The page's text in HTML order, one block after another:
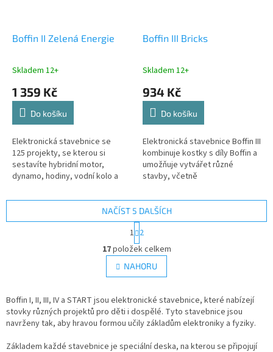
Boffin II Zelená Energie
Skladem 12+
1 359 Kč
Do košíku
Elektronická stavebnice se
125 projekty, se kterou si
sestavíte hybridní motor,
dynamo, hodiny, vodní kolo a
Boffin III Bricks
Skladem 12+
934 Kč
Do košíku
Elektronická stavebnice Boffin III
kombinuje kostky s díly Boffin a
umožňuje vytvářet různé
stavby, včetně
O
v
l
á
a
c
í
r
NAČÍST 5 DALŠÍCH
t
r
á
n
k
v
á
n
1 2
17položek celkem
NAHORU
Boffin I, II, III, IV a START jsou elektronické stavebnice, které nabízejí
stovky různých projektů pro děti i dospělé. Tyto stavebnice jsou
navrženy tak, aby hravou formou učily základům elektroniky a fyziky.
Základem každé stavebnice je speciální deska, na kterou se připojují